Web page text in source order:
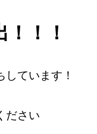
！！
ています！
ださい